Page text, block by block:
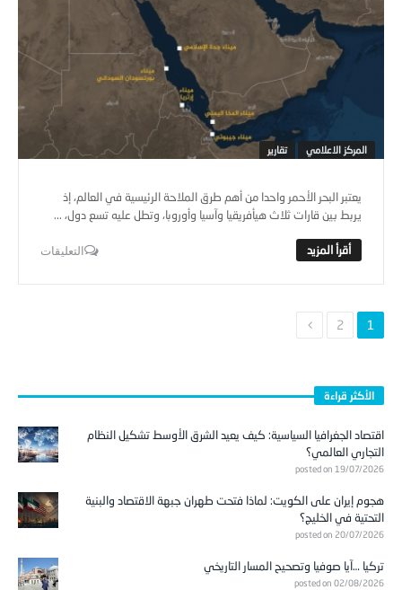
المركز الاعلامي تقارير
يعتبر البحر الأحمر واحدا من أهم طرق الملاحة الرئيسية في العالم، إذ
يربط بين قارات ثلاث هيأفريقيا وآسيا وأوروبا، وتطل عليه تسع دول، ...
التعليقات
1
2
الأكثر قراءة
اقتصاد الجغرافيا السياسية: كيف يعيد الشرق الأوسط تشكيل النظام
التجاري العالمي؟
posted on 19/07/2026
هجوم إيران على الكويت: لماذا فتحت طهران جبهة الاقتصاد والبنية
التحتية في الخليج؟
posted on 20/07/2026
تركيا …آيا صوفيا وتصحيح المسار التاريخي
posted on 02/08/2026